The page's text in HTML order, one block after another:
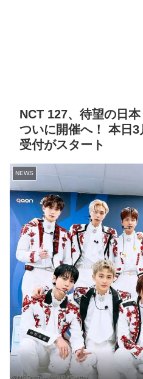
NCT 127、待望の日
ついに開催へ！ 本日
受付がスタート
NEWS